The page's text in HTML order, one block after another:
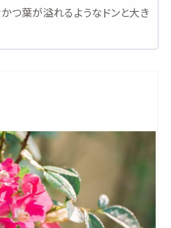
つ葉が溢れるようなドンと大き